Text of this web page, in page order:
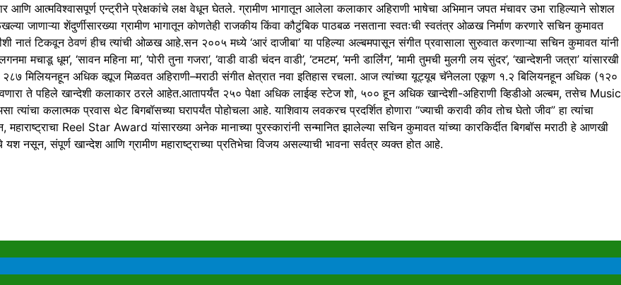
आणि आत्मविश्वासपूर्ण एन्ट्रीने प्रेक्षकांचे लक्ष वेधून घेतले. ग्रामीण भागातून आलेला कलाकार अहिराणी भाषेचा अभिमान जपत मंचावर उभा राहिल्याने सोशल
जाणाऱ्या शेंदुर्णीसारख्या ग्रामीण भागातून कोणतेही राजकीय किंवा कौटुंबिक पाठबळ नसताना स्वतःची स्वतंत्र ओळख निर्माण करणारे सचिन कुमावत
नातं टिकवून ठेवणं हीच त्यांची ओळख आहे.सन २००५ मध्ये ‘आरं दाजीबा’ या पहिल्या अल्बमपासून संगीत प्रवासाला सुरुवात करणाऱ्या सचिन कुमावत यांनी
धूम’, ‘सावन महिना मा’, ‘पोरी तुना गजरा’, ‘वाडी वाडी चंदन वाडी’, ‘टमटम’, ‘मनी डार्लिंग’, ‘मामी तुमची मुलगी लय सुंदर’, ‘खान्देशनी जत्रा’ यांसारखी
मिलियनहून अधिक व्ह्यूज मिळवत अहिराणी–मराठी संगीत क्षेत्रात नवा इतिहास रचला. आज त्यांच्या यूट्यूब चॅनेलला एकूण १.२ बिलियनहून अधिक (१२०
ते पहिले खान्देशी कलाकार ठरले आहेत.आतापर्यंत २५० पेक्षा अधिक लाईव्ह स्टेज शो, ५०० हून अधिक खान्देशी-अहिराणी व्हिडीओ अल्बम, तसेच Music
कलात्मक प्रवास थेट बिगबॉसच्या घरापर्यंत पोहोचला आहे. याशिवाय लवकरच प्रदर्शित होणारा “ज्याची करावी कीव तोच घेतो जीव” हा त्यांचा
महाराष्ट्राचा Reel Star Award यांसारख्या अनेक मानाच्या पुरस्कारांनी सन्मानित झालेल्या सचिन कुमावत यांच्या कारकिर्दीत बिगबॉस मराठी हे आणखी
संपूर्ण खान्देश आणि ग्रामीण महाराष्ट्राच्या प्रतिभेचा विजय असल्याची भावना सर्वत्र व्यक्त होत आहे.